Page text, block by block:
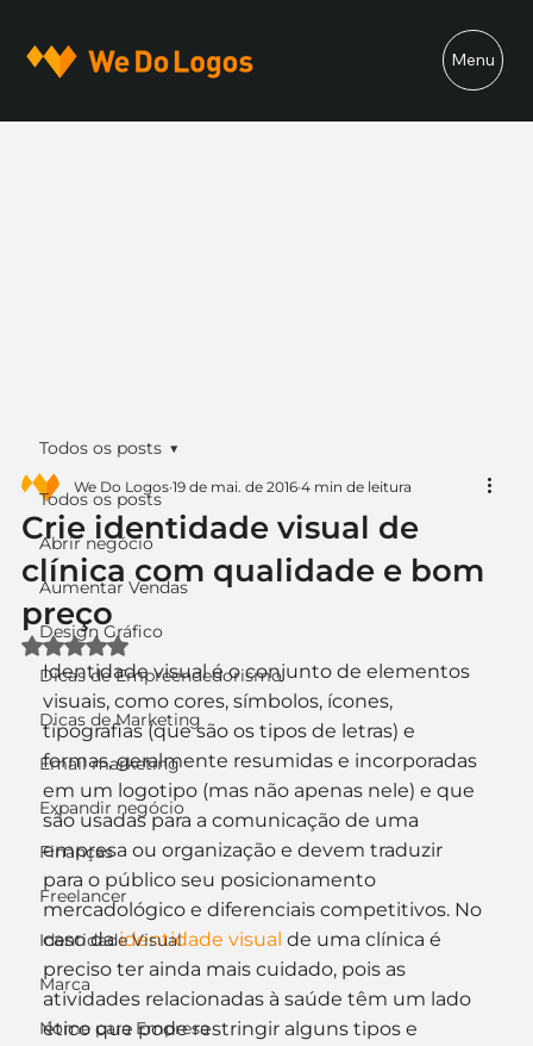
Menu
Todos os posts
Abrir negócio
Aumentar Vendas
Design Gráfico
Dicas de Empreendedorismo
Dicas de Marketing
Email marketing
Expandir negócio
Finanças
Freelancer
Identidade Visual
Marca
Nome para Empresa
Todos os posts
Crie identidade visual de
clínica com qualidade e bom
preço
We Do Logos 19 de mai. de 2016 4 min de leitura
Avaliado com NaN de 5 estrelas.
Identidade visual é o conjunto de elementos
visuais, como cores, símbolos, ícones,
tipografias (que são os tipos de letras) e
formas, geralmente resumidas e incorporadas
em um logotipo (mas não apenas nele) e que
são usadas para a comunicação de uma
empresa ou organização e devem traduzir
para o público seu posicionamento
mercadológico e diferenciais competitivos. No
caso da identidade visual de uma clínica é
preciso ter ainda mais cuidado, pois as
atividades relacionadas à saúde têm um lado
ético que pode restringir alguns tipos e